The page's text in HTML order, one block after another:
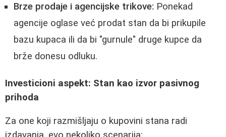
Brze prodaje i agencijske trikove: Ponekad
agencije oglase već prodat stan da bi prikupile
bazu kupaca ili da bi "gurnule" druge kupce da
brže donesu odluku.
Investicioni aspekt: Stan kao izvor pasivnog
prihoda
Za one koji razmišljaju o kupovini stana radi